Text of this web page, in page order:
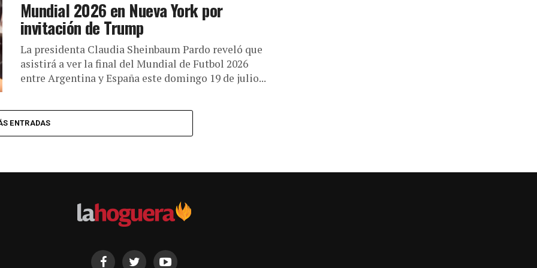
Mundial 2026 en Nueva York por
invitación de Trump
La presidenta Claudia Sheinbaum Pardo reveló que
asistirá a ver la final del Mundial de Futbol 2026
entre Argentina y España este domingo 19 de julio...
ENTRADAS